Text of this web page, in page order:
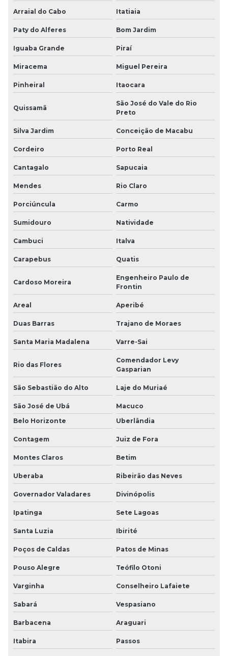
Arraial do Cabo Itatiaia
Paty do Alferes Bom Jardim
Iguaba Grande Piraí
Miracema Miguel Pereira
Pinheiral Itaocara
Quissamã
São José do Vale do Rio
Preto
Silva Jardim Conceição de Macabu
Cordeiro Porto Real
Cantagalo Sapucaia
Mendes Rio Claro
Porciúncula Carmo
Sumidouro Natividade
Cambuci Italva
Carapebus Quatis
Cardoso Moreira
Engenheiro Paulo de
Frontin
Areal Aperibé
Duas Barras Trajano de Moraes
Santa Maria Madalena Varre-Sai
Rio das Flores
Comendador Levy
Gasparian
São Sebastião do Alto Laje do Muriaé
São José de Ubá
Macuco
Belo Horizonte
Uberlândia
Contagem Juiz de Fora
Montes Claros Betim
Uberaba Ribeirão das Neves
Governador Valadares Divinópolis
Ipatinga Sete Lagoas
Santa Luzia Ibirité
Poços de Caldas Patos de Minas
Pouso Alegre Teófilo Otoni
Varginha Conselheiro Lafaiete
Sabará Vespasiano
Barbacena Araguari
Itabira Passos